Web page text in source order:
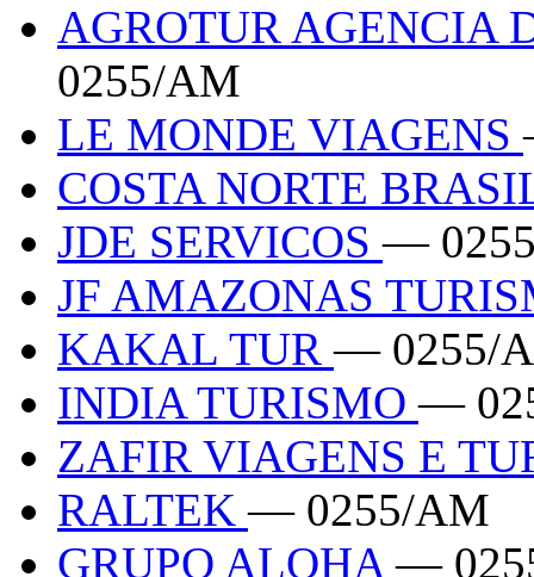
AGROTUR AGENCIA
0255/AM
LE MONDE VIAGENS
COSTA NORTE
JDE SERVICOS—
JF AMAZONAS
KAKAL TUR— 0255/
INDIA TURISMO—
ZAFIR VIAGENS E
RALTEK— 0255/AM
GRUPO ALOHA—